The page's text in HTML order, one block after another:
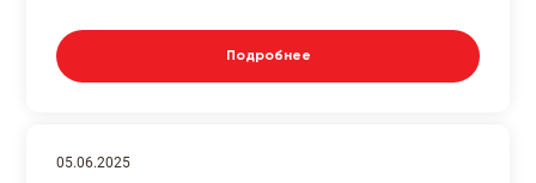
Подробнее
05.06.2025